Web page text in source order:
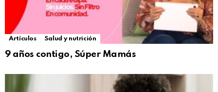
Artículos Salud y nutrición
9 años contigo, Súper Mamás